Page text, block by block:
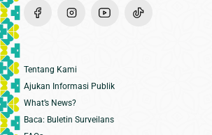
Tentang Kami
Ajukan Informasi Publik
What’s News?
Baca: Buletin Surveilans